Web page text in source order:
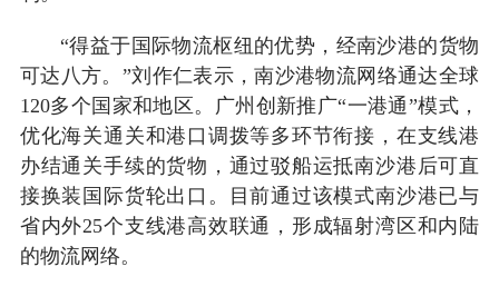
“得益于国际物流枢纽的优势，经南沙港的货物
可达八方。”刘作仁表示，南沙港物流网络通达全球
120多个国家和地区。广州创新推广“一港通”模式，
优化海关通关和港口调拨等多环节衔接，在支线港
办结通关手续的货物，通过驳船运抵南沙港后可直
接换装国际货轮出口。目前通过该模式南沙港已与
省内外25个支线港高效联通，形成辐射湾区和内陆
的物流网络。